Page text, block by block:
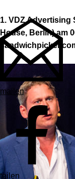
mailen
teilen
1. VDZ Advertising
House, Berlin) am